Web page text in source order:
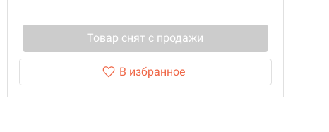
Товар снят с продажи
В избранное